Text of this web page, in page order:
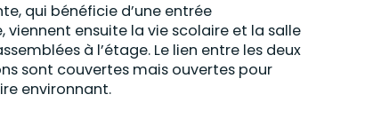
qui bénéficie d’une entrée
ensuite la vie scolaire et la salle
à l’étage. Le lien entre les deux
sont couvertes mais ouvertes pour
environnant.